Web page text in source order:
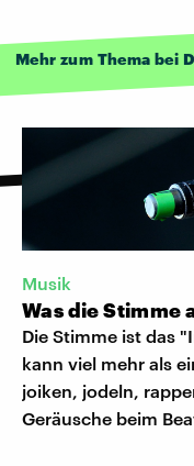
Mehr zum Thema bei
Musik
Was die Stimme
Die Stimme ist das
kann viel mehr als
joiken, jodeln,
Geräusche beim